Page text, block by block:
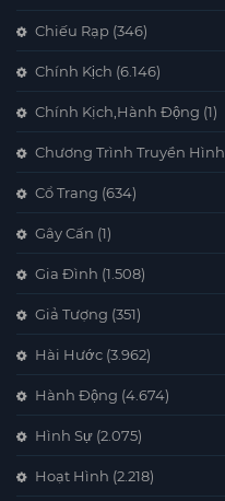
Chiếu Rạp (346)
Chính Kịch (6.146)
Chính Kịch,Hành Động (1)
Chương Trình Truyền Hình
Cổ Trang (634)
Gây Cấn (1)
Gia Đình (1.508)
Giả Tượng (351)
Hài Hước (3.962)
Hành Động (4.674)
Hình Sự (2.075)
Hoạt Hình (2.218)